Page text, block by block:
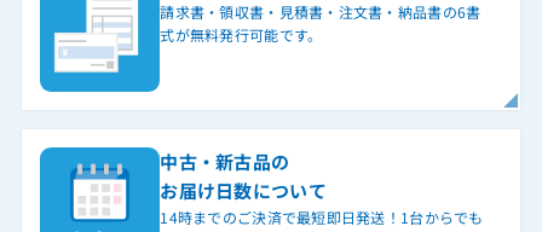
請求書・領収書・見積書・注文書・納品書の6書
式が無料発行可能です。
中古・新古品の
お届け日数について
14時までのご決済で最短即日発送！1台からでも